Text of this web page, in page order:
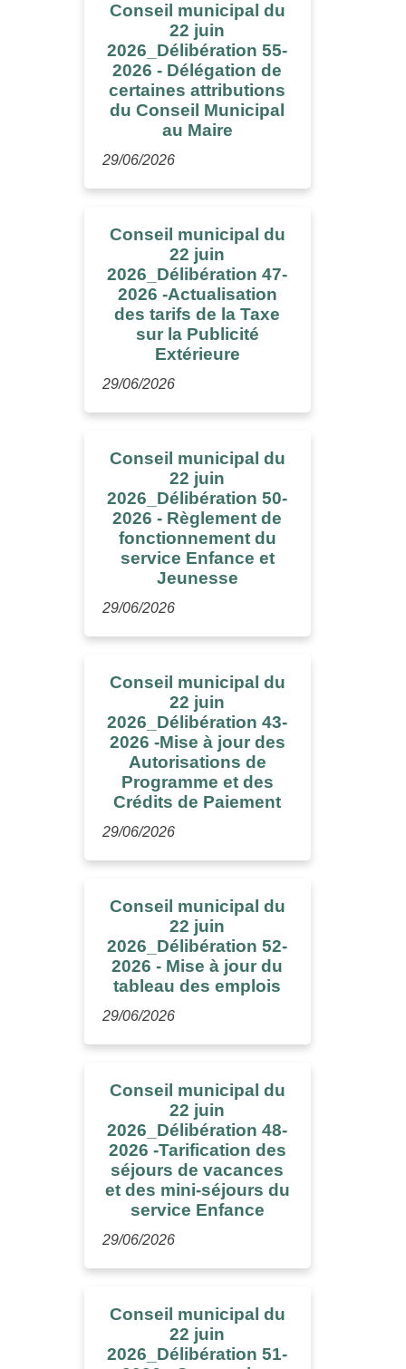
Conseil municipal du
22 juin
2026_Délibération 55-
2026 - Délégation de
certaines attributions
du Conseil Municipal
au Maire
29/06/2026
Conseil municipal du
22 juin
2026_Délibération 47-
2026 -Actualisation
des tarifs de la Taxe
sur la Publicité
Extérieure
29/06/2026
Conseil municipal du
22 juin
2026_Délibération 50-
2026 - Règlement de
fonctionnement du
service Enfance et
Jeunesse
29/06/2026
Conseil municipal du
22 juin
2026_Délibération 43-
2026 -Mise à jour des
Autorisations de
Programme et des
Crédits de Paiement
29/06/2026
Conseil municipal du
22 juin
2026_Délibération 52-
2026 - Mise à jour du
tableau des emplois
29/06/2026
Conseil municipal du
22 juin
2026_Délibération 48-
2026 -Tarification des
séjours de vacances
et des mini-séjours du
service Enfance
29/06/2026
Conseil municipal du
22 juin
2026_Délibération 51-